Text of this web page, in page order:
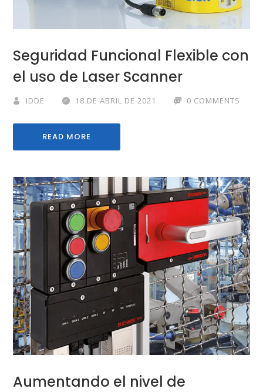
Seguridad Funcional Flexible con
el uso de Laser Scanner
IDDE 18 DE ABRIL DE 2021 0 COMMENTS
READ MORE
Aumentando el nivel de